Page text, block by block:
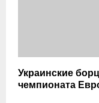
Украинские
чемпионата